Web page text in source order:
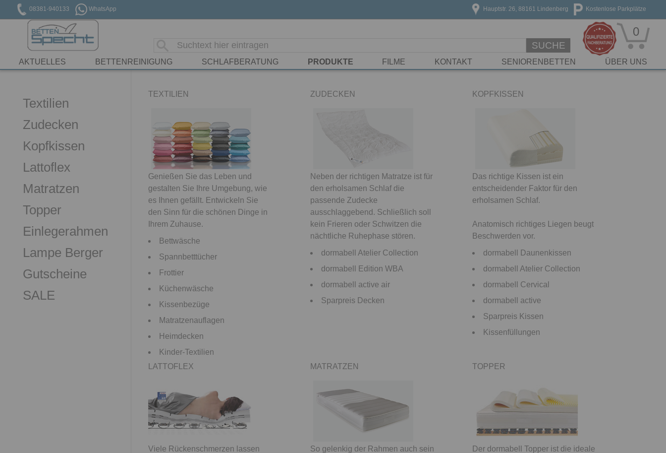
08381-940133 WhatsApp Kostenlose Parkplätze
Hauptstr. 26, 88161 Lindenberg
SUCHE
0
AKTUELLES BETTENREINIGUNG SCHLAFBERATUNG PRODUKTE FILME KONTAKT SENIORENBETTEN ÜBER UNS
Textilien
Zudecken
Kopfkissen
Lattoflex
Matratzen
Topper
Einlegerahmen
Lampe Berger
Gutscheine
SALE
TEXTILIEN
Genießen Sie das Leben und
gestalten Sie Ihre Umgebung, wie
es Ihnen gefällt. Entwickeln Sie
den Sinn für die schönen Dinge in
Ihrem Zuhause.
Bettwäsche
Spannbetttücher
Frottier
Küchenwäsche
Kissenbezüge
Matratzenauflagen
Heimdecken
Kinder-Textilien
ZUDECKEN
Neben der richtigen Matratze ist für
den erholsamen Schlaf die
passende Zudecke
ausschlaggebend. Schließlich soll
kein Frieren oder Schwitzen die
nächtliche Ruhephase stören.
dormabell Atelier Collection
dormabell Edition WBA
dormabell active air
Sparpreis Decken
KOPFKISSEN
Das richtige Kissen ist ein
entscheidender Faktor für den
erholsamen Schlaf.
Anatomisch richtiges Liegen beugt
Beschwerden vor.
dormabell Daunenkissen
dormabell Atelier Collection
dormabell Cervical
dormabell active
Sparpreis Kissen
Kissenfüllungen
LATTOFLEX
Viele Rückenschmerzen lassen
MATRATZEN
So gelenkig der Rahmen auch sein
TOPPER
Der dormabell Topper ist die ideale